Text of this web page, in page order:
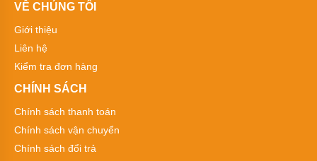
Bơm
màng
Morak
Jofee
màng
màng
FTI
VỀ CHÚNG TÔI
Giới thiệu
Liên hệ
Kiểm tra đơn hàng
CHÍNH SÁCH
Chính sách thanh toán
Chính sách vận chuyển
Chính sách đổi trả